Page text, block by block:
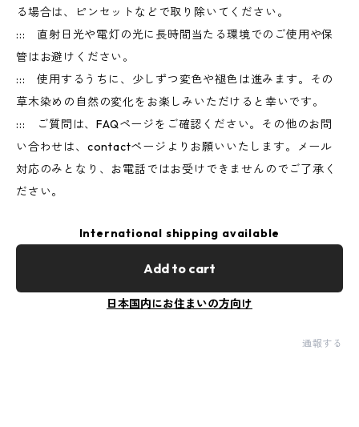
る場合は、ピンセットなどで取り除いてください。
::: 直射日光や電灯の光に長時間当たる環境でのご使用や保
管はお避けください。
::: 使用するうちに、少しずつ変色や褪色は進みます。その
草木染めの自然の変化をお楽しみいただけると幸いです。
::: ご質問は、FAQページをご確認ください。その他のお問
い合わせは、contactページよりお願いいたします。メール
対応のみとなり、お電話ではお受けできませんのでご了承く
ださい。
International shipping available
Add to cart
日本国内にお住まいの方向け
通報する